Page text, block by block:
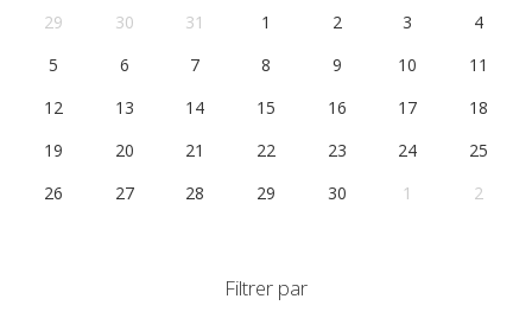
29
30 31 1 2 3
4
5
6 7 8 9 10
11
12
13 14 15 16 17
18
19
20 21 22 23 24
25
26
27 28 29 30 1 2
Filtrer par